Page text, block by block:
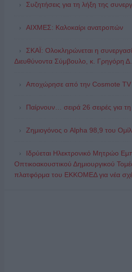
Συζητήσεις για τη λήξη της
ΑΙΧΜΕΣ: Καλοκαίρι ανατροπών
ΣΚΑΪ: Ολοκληρώνεται η
Διευθύνοντα Σύμβουλο, κ. Γρηγόρη Δ.
Αποχώρησε από την Cosmote
Παίρνουν… σειρά 26 σειρές για
Ζημιογόνος ο Alpha 98,9 του
Ιδρύεται Ηλεκτρονικό Μητρώο
Οπτικοακουστικού Δημιουργικού
πλατφόρμα του ΕΚΚΟΜΕΔ για νέα